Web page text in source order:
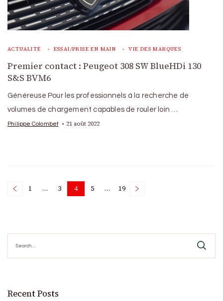
ACTUALITÉ ESSAI/PRISE EN MAIN VIE DES MARQUES
Premier contact : Peugeot 308 SW BlueHDi 130
S&S BVM6
Généreuse Pour les professionnels à la recherche de
volumes de chargement capables de rouler loin …
Philippe Colombet 21 août 2022
Posts
Page
1 … Page
3 Page
4 Page
5 … Page
19
for:
Recent Posts